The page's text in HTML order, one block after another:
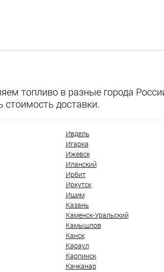
топливо в разные города
стоимость доставки.
Ивдель
Игарка
Ижевск
Иланский
Ирбит
Иркутск
Ишим
Казань
Каменск-Уральский
Камышлов
Канск
Караул
Карпинск
Качканар